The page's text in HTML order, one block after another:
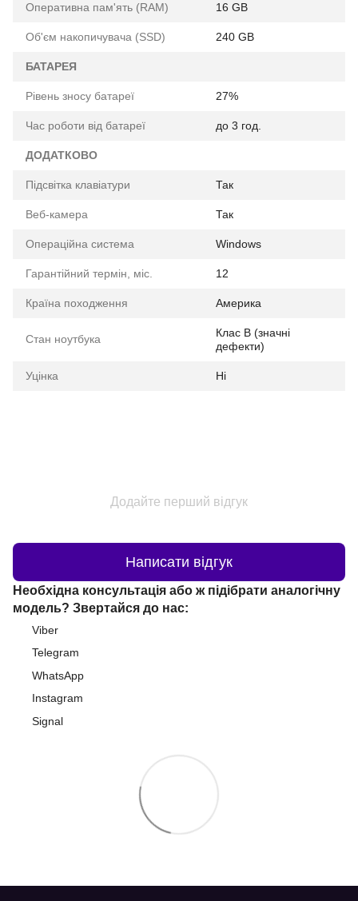
Оперативна пам'ять (RAM) 16 GB
Об'єм накопичувача (SSD) 240 GB
БАТАРЕЯ
Рівень зносу батареї 27%
Час роботи від батареї до 3 год.
ДОДАТКОВО
Підсвітка клавіатури Так
Веб-камера Так
Операційна система Windows
Гарантійний термін, міс. 12
Країна походження Америка
Стан ноутбука
Клас B (значні
дефекти)
Уцінка Ні
Додайте перший відгук
Написати відгук
Необхідна консультація або ж підібрати аналогічну
модель? Звертайся до нас:
Viber
Telegram
WhatsApp
Instagram
Signal